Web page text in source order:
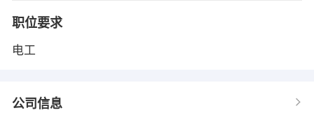
职位要求
电工
公司信息